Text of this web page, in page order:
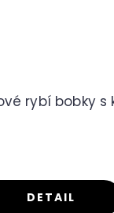
rybí bobky s
DETAIL